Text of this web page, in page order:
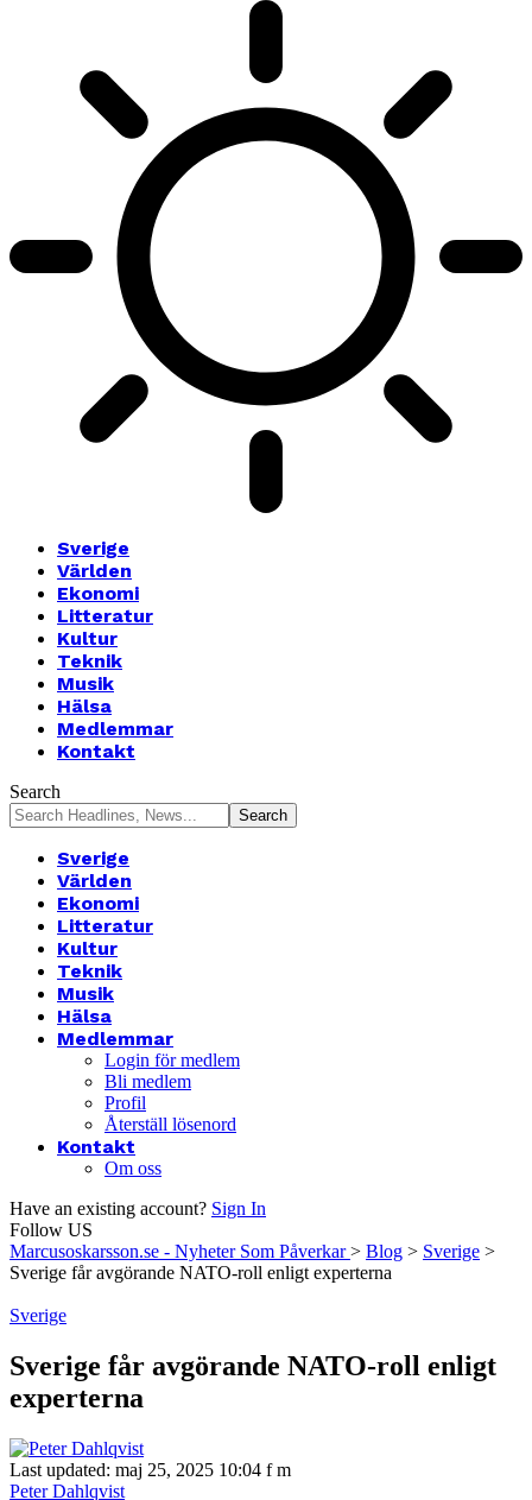
Sverige
Världen
Ekonomi
Litteratur
Kultur
Teknik
Musik
Hälsa
Medlemmar
Kontakt
Search
Sverige
Världen
Ekonomi
Litteratur
Kultur
Teknik
Musik
Hälsa
Medlemmar
Login för medlem
Bli medlem
Profil
Återställ lösenord
Kontakt
Om oss
Have an existing account? Sign In
Follow US
Marcusoskarsson.se - Nyheter Som Påverkar> Blog > Sverige >
Sverige får avgörande NATO-roll enligt experterna
Sverige
Sverige får avgörande NATO-roll enligt
experterna
Last updated: maj 25, 2025 10:04 f m
Peter Dahlqvist